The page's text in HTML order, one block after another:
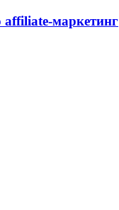
affiliate-маркетинг